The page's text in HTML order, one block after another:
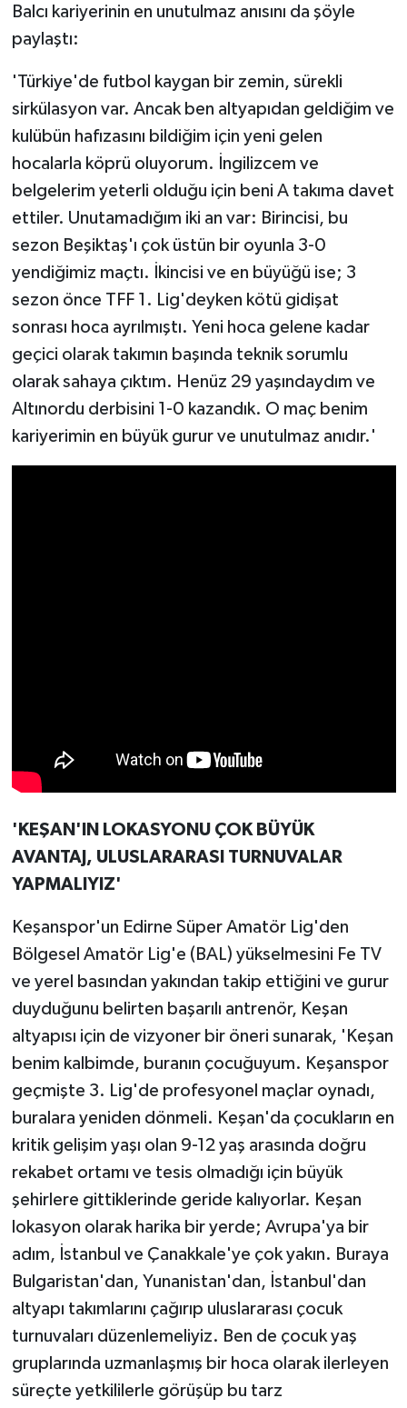
Balcı kariyerinin en unutulmaz anısını da şöyle
paylaştı:
'Türkiye'de futbol kaygan bir zemin, sürekli
sirkülasyon var. Ancak ben altyapıdan geldiğim ve
kulübün hafızasını bildiğim için yeni gelen
hocalarla köprü oluyorum. İngilizcem ve
belgelerim yeterli olduğu için beni A takıma davet
ettiler. Unutamadığım iki an var: Birincisi, bu
sezon Beşiktaş'ı çok üstün bir oyunla 3-0
yendiğimiz maçtı. İkincisi ve en büyüğü ise; 3
sezon önce TFF 1. Lig'deyken kötü gidişat
sonrası hoca ayrılmıştı. Yeni hoca gelene kadar
geçici olarak takımın başında teknik sorumlu
olarak sahaya çıktım. Henüz 29 yaşındaydım ve
Altınordu derbisini 1-0 kazandık. O maç benim
kariyerimin en büyük gurur ve unutulmaz anıdır.'
'KEŞAN'IN LOKASYONU ÇOK BÜYÜK
AVANTAJ, ULUSLARARASI TURNUVALAR
YAPMALIYIZ'
Keşanspor'un Edirne Süper Amatör Lig'den
Bölgesel Amatör Lig'e (BAL) yükselmesini Fe TV
ve yerel basından yakından takip ettiğini ve gurur
duyduğunu belirten başarılı antrenör, Keşan
altyapısı için de vizyoner bir öneri sunarak, 'Keşan
benim kalbimde, buranın çocuğuyum. Keşanspor
geçmişte 3. Lig'de profesyonel maçlar oynadı,
buralara yeniden dönmeli. Keşan'da çocukların en
kritik gelişim yaşı olan 9-12 yaş arasında doğru
rekabet ortamı ve tesis olmadığı için büyük
şehirlere gittiklerinde geride kalıyorlar. Keşan
lokasyon olarak harika bir yerde; Avrupa'ya bir
adım, İstanbul ve Çanakkale'ye çok yakın. Buraya
Bulgaristan'dan, Yunanistan'dan, İstanbul'dan
altyapı takımlarını çağırıp uluslararası çocuk
turnuvaları düzenlemeliyiz. Ben de çocuk yaş
gruplarında uzmanlaşmış bir hoca olarak ilerleyen
süreçte yetkililerle görüşüp bu tarz